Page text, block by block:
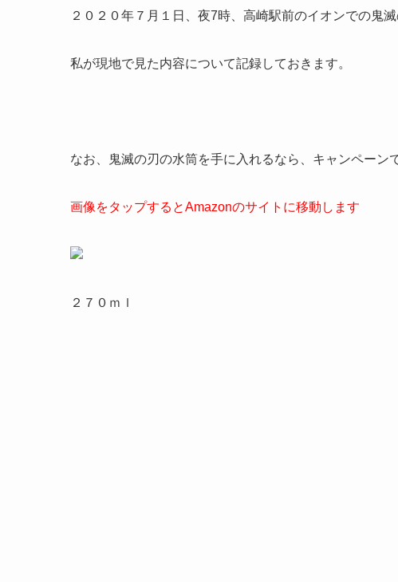
２０２０年７月１日、夜7時、高崎駅前のイオンでの鬼
私が現地で見た内容について記録しておきます。
なお、 鬼滅の刃の水筒を手に入れるなら、キャンペーン
画像をタップするとAmazonのサイトに移動します
２７０ｍｌ